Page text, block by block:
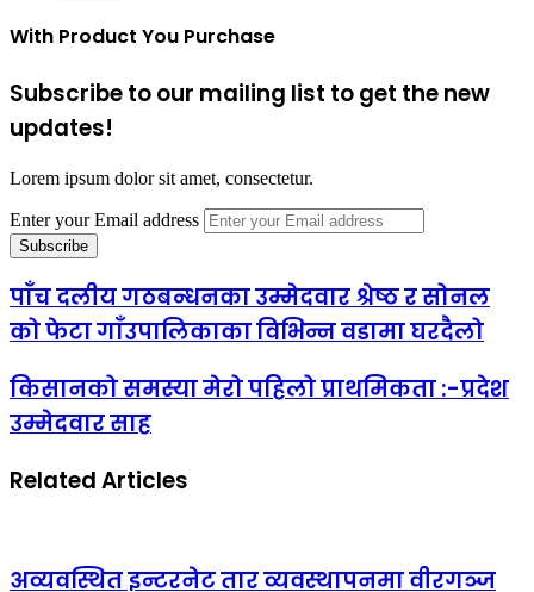
With Product You Purchase
Subscribe to our mailing list to get the new
updates!
Lorem ipsum dolor sit amet, consectetur.
Enter your Email address
पाँच दलीय गठबन्धनका उम्मेदवार श्रेष्ठ र सोनल
को फेटा गाँउपालिकाका विभिन्न वडामा घरदैलो
किसानको समस्या मेरो पहिलो प्राथमिकता :-प्रदेश
उम्मेदवार साह
Related Articles
अव्यवस्थित इन्टरनेट तार व्यवस्थापनमा वीरगञ्ज